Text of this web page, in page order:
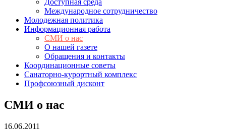
Доступная среда
Международное сотрудничество
Молодежная политика
Информационная работа
СМИ о нас
О нашей газете
Обращения и контакты
Координационные советы
Санаторно-курортный комплекс
Профсоюзный дисконт
СМИ о нас
16.06.2011